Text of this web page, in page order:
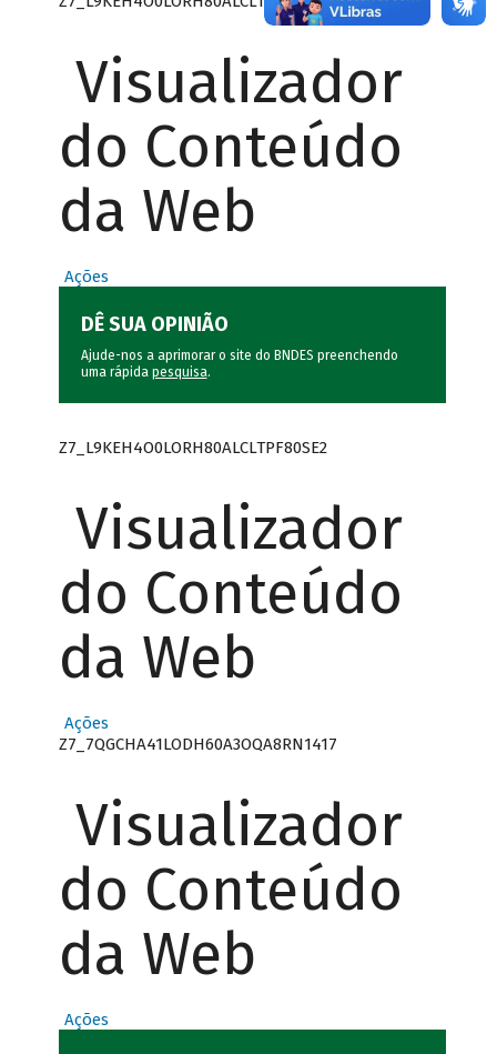
Visualizador
do Conteúdo
da Web
Ações
DÊ SUA OPINIÃO
Ajude-nos a aprimorar o site do BNDES preenchendo
uma rápida pesquisa.
Z7_L9KEH4O0LORH80ALCLTPF80SE2
Visualizador
do Conteúdo
da Web
Ações
Z7_7QGCHA41LODH60A3OQA8RN1417
Visualizador
do Conteúdo
da Web
Ações